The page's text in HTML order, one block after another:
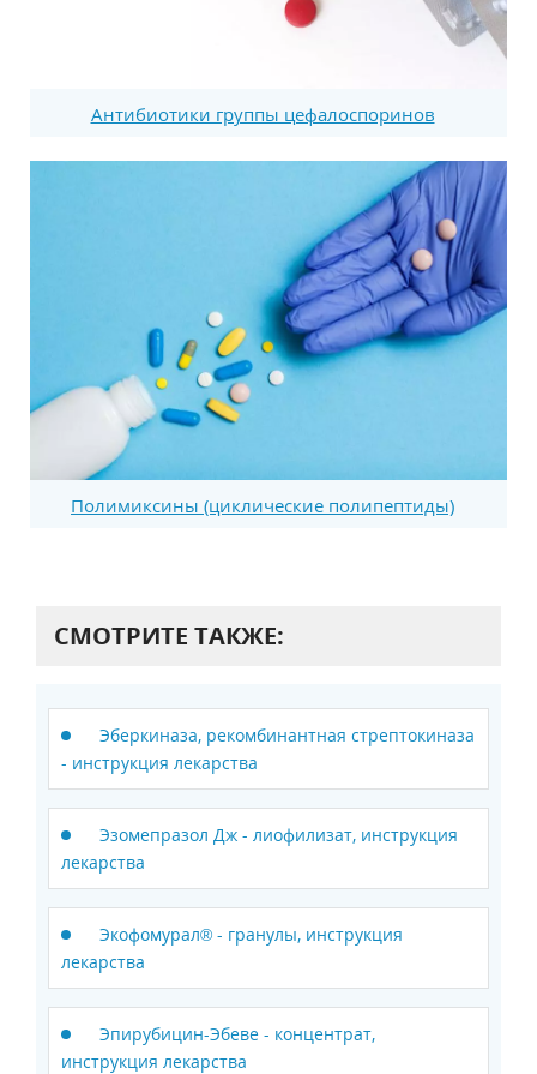
Антибиотики группы цефалоспоринов
Полимиксины (циклические полипептиды)
СМОТРИТЕ ТАКЖЕ:
Эберкиназа, рекомбинантная стрептокиназа
- инструкция лекарства
Эзомепразол Дж - лиофилизат, инструкция
лекарства
Экофомурал® - гранулы, инструкция
лекарства
Эпирубицин-Эбеве - концентрат,
инструкция лекарства